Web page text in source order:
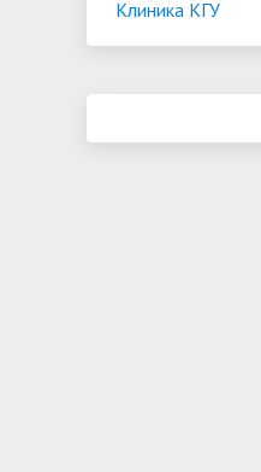
Клиника КГУ